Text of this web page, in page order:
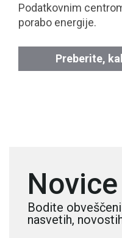
Podatkovnim
porabo energije.
Preberite,
Novice
Bodite
nasvetih,